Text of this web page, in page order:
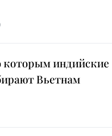
индийские
Вьетнам